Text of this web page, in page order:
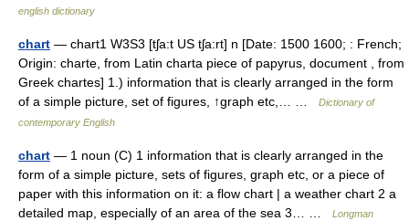
english dictionary
chart — chart1 W3S3 [tʃa:t US tʃa:rt] n [Date: 1500 1600; : French;
Origin: charte, from Latin charta piece of papyrus, document , from
Greek chartes] 1.) information that is clearly arranged in the form
of a simple picture, set of figures, ↑graph etc,… …
Dictionary of
contemporary English
chart — 1 noun (C) 1 information that is clearly arranged in the
form of a simple picture, sets of figures, graph etc, or a piece of
paper with this information on it: a flow chart | a weather chart 2 a
detailed map, especially of an area of the sea 3… …
Longman